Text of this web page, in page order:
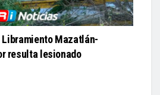
Mazatlán-
resulta lesionado